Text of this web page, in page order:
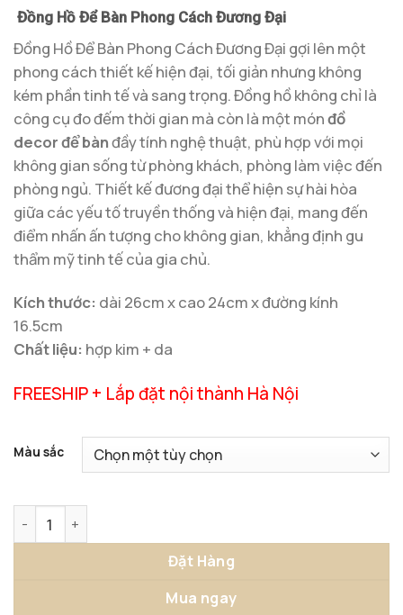
Đồng Hồ Để Bàn Phong Cách Đương Đại
Đồng Hồ Để Bàn Phong Cách Đương Đại gợi lên một
phong cách thiết kế hiện đại, tối giản nhưng không
kém phần tinh tế và sang trọng. Đồng hồ không chỉ là
công cụ đo đếm thời gian mà còn là một mónđồ
decor để bànđầy tính nghệ thuật, phù hợp với mọi
không gian sống từ phòng khách, phòng làm việc đến
phòng ngủ. Thiết kế đương đại thể hiện sự hài hòa
giữa các yếu tố truyền thống và hiện đại, mang đến
điểm nhấn ấn tượng cho không gian, khẳng định gu
thẩm mỹ tinh tế của gia chủ.
Kích thước: dài 26cm x cao 24cm x đường kính
16.5cm
Chất liệu: hợp kim + da
FREESHIP + Lắp đặt nội thành Hà Nội
Màu sắc
Đồng Hồ Để Bàn Thời Khắc Vàng số lượng
Đặt Hàng
Mua ngay